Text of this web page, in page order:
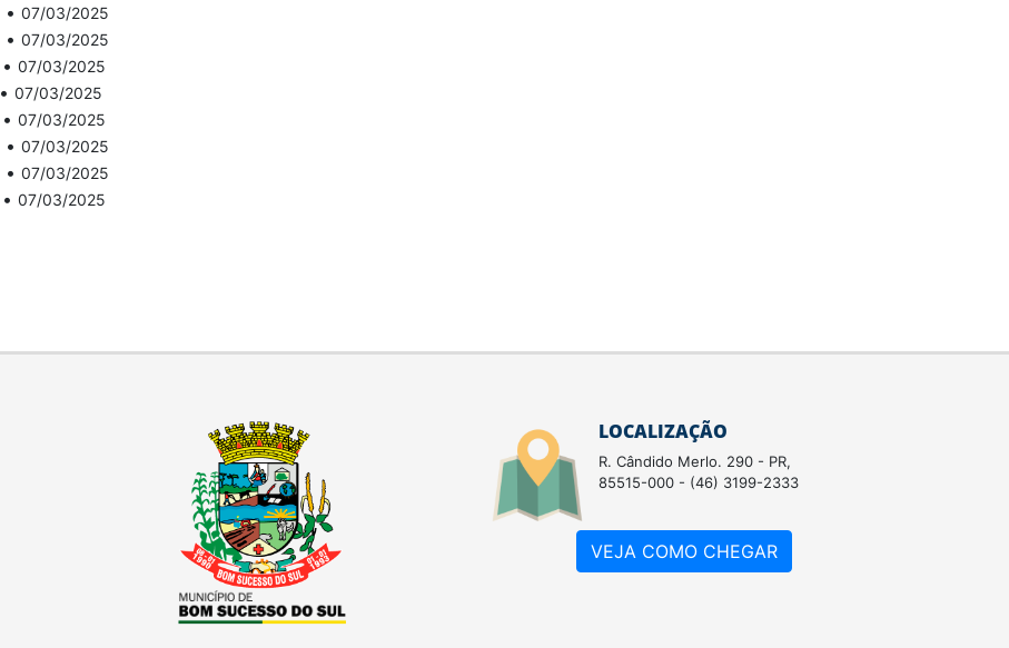
• 07/03/2025
• 07/03/2025
• 07/03/2025
• 07/03/2025
• 07/03/2025
• 07/03/2025
• 07/03/2025
• 07/03/2025
LOCALIZAÇÃO
R. Cândido Merlo. 290 - PR,
85515-000 - (46) 3199-2333
VEJA COMO CHEGAR